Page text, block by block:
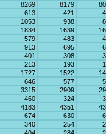
8269 8179
613 421
1053 938
1834 1639
579 483
913 695
401 308
213 193
1727 1522
646 577
3315 2909
460 324
4183 4351
674 630
340 254